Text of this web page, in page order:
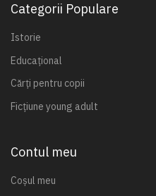
Categorii Populare
Istorie
Educațional
Cărți pentru copii
Ficțiune young adult
Contul meu
Coșul meu